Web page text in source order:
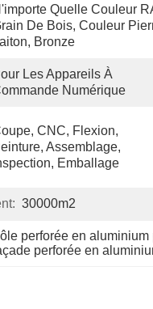
Quelle Couleur
De Bois, Couleur
Bronze
Les Appareils À
Numérique
CNC, Flexion,
Assemblage,
Emballage
30000m2
perforée en
perforée en